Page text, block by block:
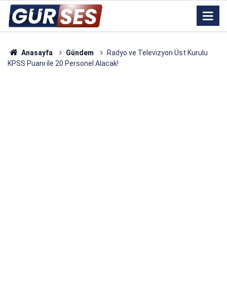
Anasayfa Gündem
Radyo ve Televizyon Üst Kurulu
KPSS Puanı ile 20 Personel Alacak!